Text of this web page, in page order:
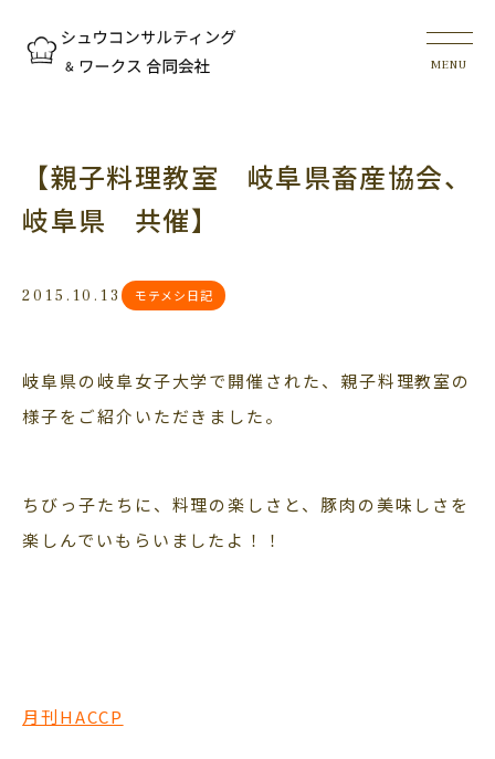
【親子料理教室 岐阜県畜産協会、
岐阜県 共催】
2015.10.13 モテメシ日記
岐阜県の岐阜女子大学で開催された、親子料理教室の
様子をご紹介いただきました。
ちびっ子たちに、料理の楽しさと、豚肉の美味しさを
楽しんでいもらいましたよ！！
月刊HACCP